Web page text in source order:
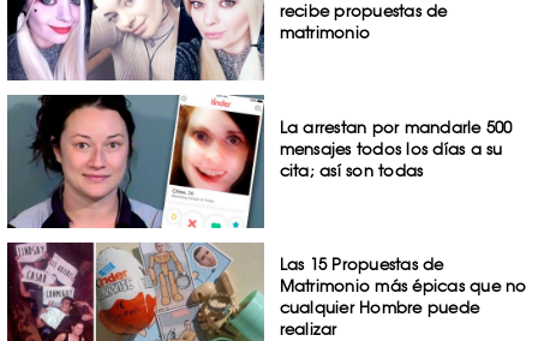
recibe propuestas de
matrimonio
La arrestan por mandarle 500
mensajes todos los días a su
cita; así son todas
Las 15 Propuestas de
Matrimonio más épicas que no
cualquier Hombre puede
realizar